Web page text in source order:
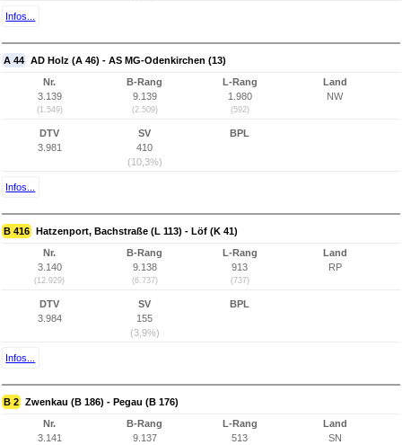
Infos...
A 44 AD Holz (A 46) - AS MG-Odenkirchen (13)
Nr.
3.139
(1.549)
B-Rang
9.139
(2.509)
L-Rang
1.980
(592)
Land
NW
DTV
3.981
SV
410
(10,3%)
BPL
Infos...
B 416 Hatzenport, Bachstraße (L 113) - Löf (K 41)
Nr.
3.140
(12.929)
B-Rang
9.138
(6.737)
L-Rang
913
(737)
Land
RP
DTV
3.984
SV
155
(3,9%)
BPL
Infos...
B 2 Zwenkau (B 186) - Pegau (B 176)
Nr.
3.141
B-Rang
9.137
L-Rang
513
Land
SN